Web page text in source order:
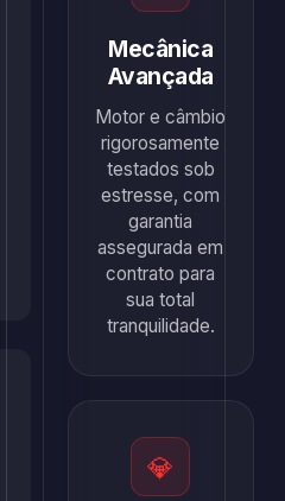
Mecânica
Avançada
Motor e câmbio
rigorosamente
testados sob
estresse, com
garantia
assegurada em
contrato para
sua total
tranquilidade.
💎